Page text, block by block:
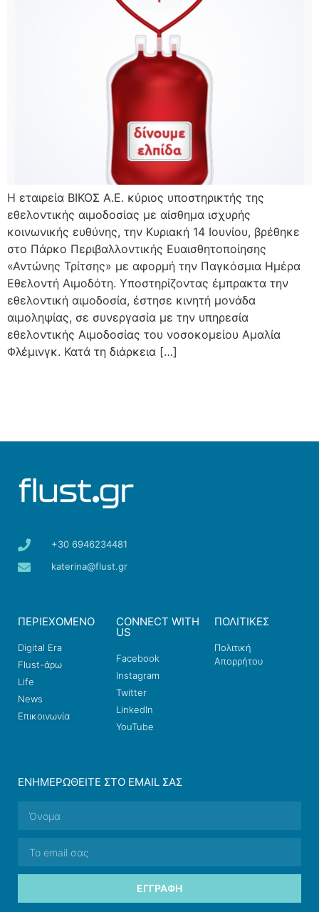
H εταιρεία ΒΙΚΟΣ Α.Ε. κύριος υποστηρικτής της
εθελοντικής αιμοδοσίας με αίσθημα ισχυρής
κοινωνικής ευθύνης, την Κυριακή 14 Ιουνίου, βρέθηκε
στο Πάρκο Περιβαλλοντικής Ευαισθητοποίησης
«Αντώνης Τρίτσης» με αφορμή την Παγκόσμια Ημέρα
Εθελοντή Αιμοδότη. Υποστηρίζοντας έμπρακτα την
εθελοντική αιμοδοσία, έστησε κινητή μονάδα
αιμοληψίας, σε συνεργασία με την υπηρεσία
εθελοντικής Αιμοδοσίας του νοσοκομείου Αμαλία
Φλέμινγκ. Κατά τη διάρκεια […]
+30 6946234481
katerina@flust.gr
ΠΕΡΙΕΧΟΜΕΝΟ
Digital Era
Flust-άρω
Life
News
Επικοινωνία
CONNECT WITH
US
Facebook
Instagram
Twitter
LinkedIn
YouTube
ΠΟΛΙΤΙΚΕΣ
Πολιτική
Απορρήτου
ΕΝΗΜΕΡΩΘΕΊΤΕ ΣΤΟ EMAIL ΣΑΣ
ΕΓΓΡΑΦΉ